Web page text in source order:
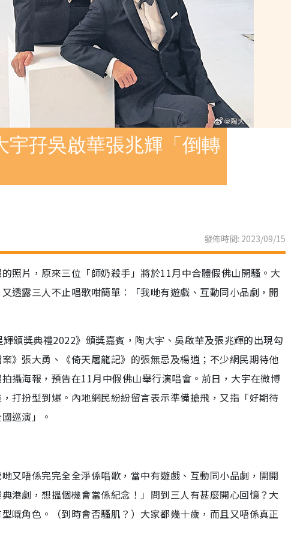
宇孖吳啟華張兆輝「倒轉
發佈時間: 2023/09/15
照片，原來三位「師奶殺手」將於11月中合體假佛山開騷。大
透露三人不止唱歌咁簡單︰「我哋有遊戲、互動同小品劇，開
頒獎典禮2022》頒獎嘉賓，陶大宇、吳啟華及張兆輝的出現勾
》張大勇、《倚天屠龍記》的張無忌及楊逍；不少網民期待他
攝海報，預告在11月中假佛山舉行演唱會。前日，大宇在微博
打扮型到爆。內地網民紛紛留言表示準備搶飛，又指「好期待
巡演」。
又唔係完完全全淨係唱歌，當中有遊戲、互動同小品劇，開開
港劇，想搵個機會當係紀念！」問到三人有甚麼開心回憶？大
嘅角色。（到時會否騷肌？）大家都幾十歲，而且又唔係真正